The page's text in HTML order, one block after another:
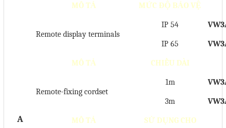
A
MÔ TẢ MỨC ĐỘ BẢO VỆ
Remote display terminals
IP 54
IP 65
MÔ TẢ CHIỀU DÀI
Remote-fixing cordset
1m
3m
MÔ TẢ SỬ DỤNG CHO